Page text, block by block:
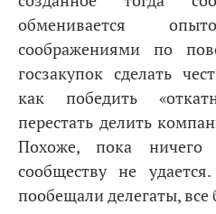
обменивается
соображениями по
госзакупок сделать
как победить
перестать делить
Похоже, пока ничего
сообществу не
пообещали делегаты, все